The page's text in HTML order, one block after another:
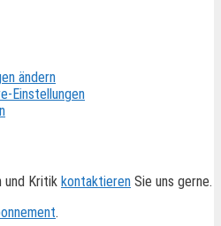
ändern
Einstellungen
und Kritik kontaktieren Sie uns gerne.
.